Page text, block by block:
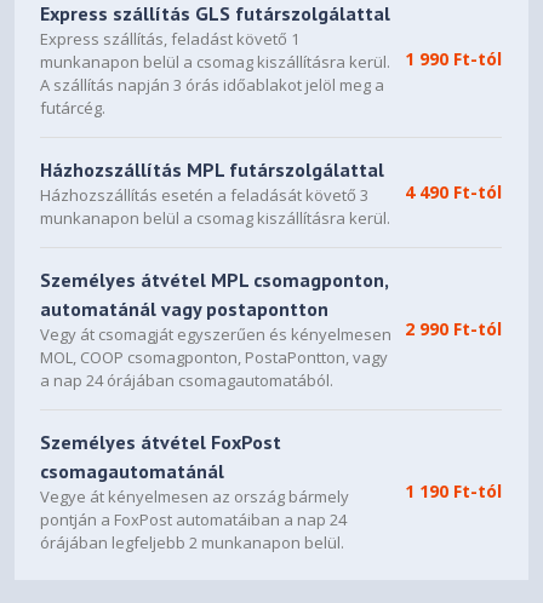
max. 2.31 A current
Package Content
RT-BE88U WiFi router
Quick Start Guide
Warranty card
Product Weight (g)
1060 g
Product Dimensions
300*188*60.5
AiMesh
• Primary AiMesh Router
• AiMesh Node
Game
Express szállítás GLS futárszolgálattal
Express szállítás, feladást követő 1
munkanapon belül a csomag kiszállításra kerül.
A szállítás napján 3 órás időablakot jelöl meg a
futárcég.
1 990 Ft-tól
Házhozszállítás MPL futárszolgálattal
Házhozszállítás esetén a feladását követő 3
munkanapon belül a csomag kiszállításra kerül.
4 490 Ft-tól
Személyes átvétel MPL csomagponton,
automatánál vagy postapontton
Vegy át csomagját egyszerűen és kényelmesen
MOL, COOP csomagponton, PostaPontton, vagy
a nap 24 órájában csomagautomatából.
2 990 Ft-tól
Személyes átvétel FoxPost
csomagautomatánál
Vegye át kényelmesen az ország bármely
pontján a FoxPost automatáiban a nap 24
órájában legfeljebb 2 munkanapon belül.
1 190 Ft-tól